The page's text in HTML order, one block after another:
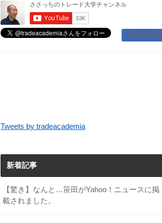
Facebook
Tweets by tradeacademia
新着記事
【驚き】なんと…笹田がYahoo！ニュースに掲
載されました。